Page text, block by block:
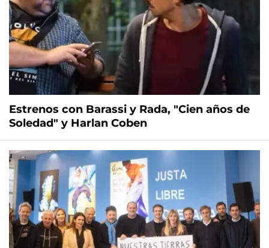
Estrenos con Barassi y Rada, "Cien años de
Soledad" y Harlan Coben